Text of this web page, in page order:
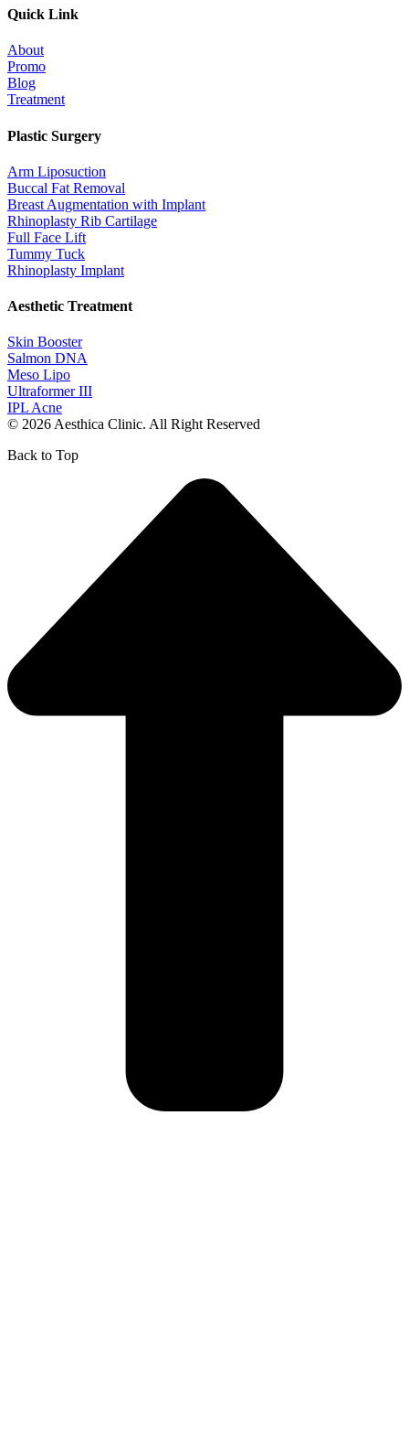
Quick Link
About
Promo
Blog
Treatment
Plastic Surgery
Arm Liposuction
Buccal Fat Removal
Breast Augmentation with Implant
Rhinoplasty Rib Cartilage
Full Face Lift
Tummy Tuck
Rhinoplasty Implant
Aesthetic Treatment
Skin Booster
Salmon DNA
Meso Lipo
Ultraformer III
IPL Acne
© 2026 Aesthica Clinic. All Right Reserved
Back to Top